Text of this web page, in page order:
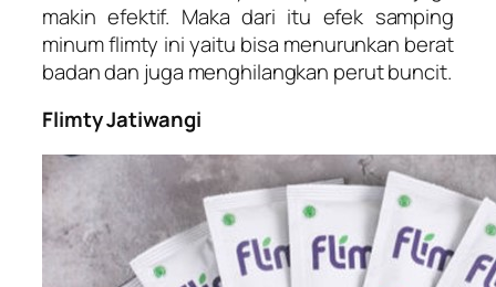
makin efektif. Maka dari itu efek samping
minum flimty ini yaitu bisa menurunkan berat
badan dan juga menghilangkan perut buncit.
Flimty Jatiwangi